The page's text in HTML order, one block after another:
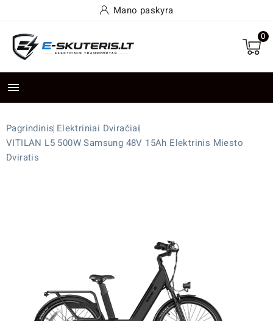
Mano paskyra
0

Pagrindinis Elektriniai Dviračiai
VITILAN L5 500W Samsung 48V 15Ah Elektrinis Miesto
Dviratis